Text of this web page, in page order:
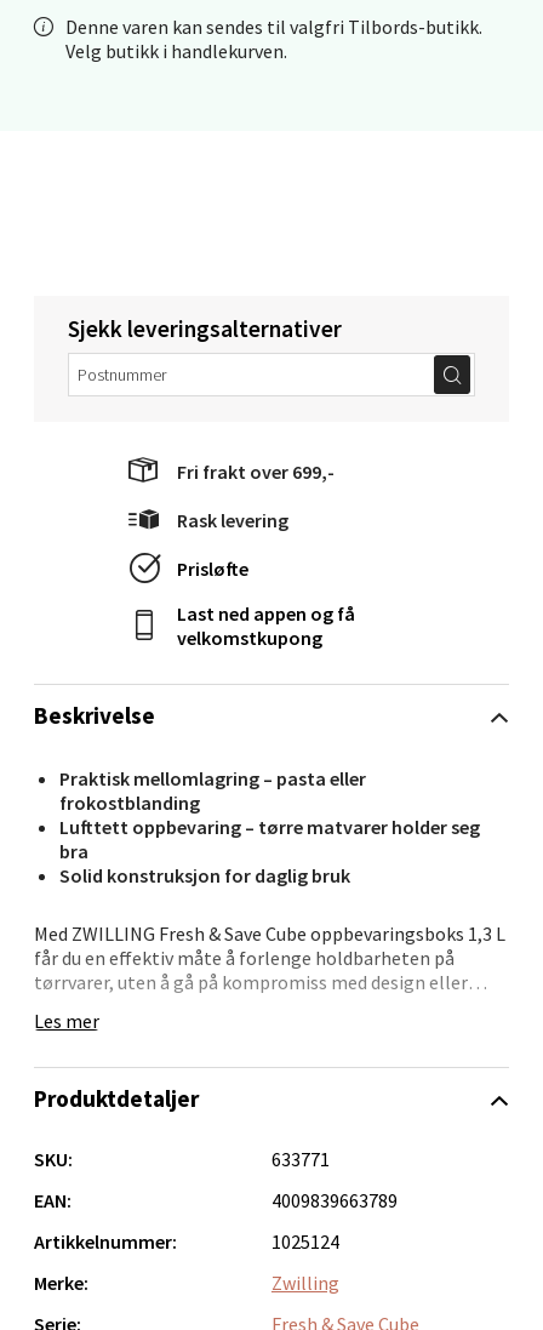
Denne varen kan sendes til valgfri Tilbords-butikk.
Velg butikk i handlekurven.
Beskrivelse
Praktisk mellomlagring – pasta eller
frokostblanding
Lufttett oppbevaring – tørre matvarer holder seg
bra
Solid konstruksjon for daglig bruk
Med ZWILLING Fresh & Save Cube oppbevaringsboks 1,3 L
får du en effektiv måte å forlenge holdbarheten på
tørrvarer, uten å gå på kompromiss med design eller
luft, fukt og lukt – og gir deg full kontroll over
Boksen rommer 1,3 liter og passer perfekt til større
brukes alene eller kobles til ZWILLINGs vakuumpumpe
også lett å stable og kombinere med andre størrelser,
Er dette et lufttett system?
Ja, lokket er designet for å holde luft og fukt ute – og gir
ekstra effekt ved bruk av vakuumpumpe.
Les mer
Sjekk leveringsalternativer
Fri frakt over 699,-
Rask levering
Prisløfte
Last ned appen og få
velkomstkupong
Produktdetaljer
SKU:
633771
EAN:
4009839663789
Artikkelnummer:
1025124
Merke:
Zwilling
Serie:
Fresh & Save Cube
Velg
Narvik - Thon Senter Malmporten
Bolagsgata 1, 8514 Narvik
Åpent i dag 10-20
Bergen - Oasen Senter
Folke Bernadottes vei 52, 5147 Fyllingsdalen
Åpent i dag 10-21
Velg
Oppdal - Aunasenteret
Aunasenteret, Sunndalsvegen 3, 7340 Oppdal